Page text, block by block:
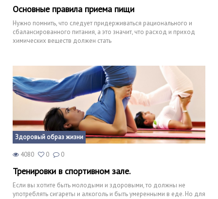
Основные правила приема пищи
Нужно помнить, что следует придерживаться рационального и
сбалансированного питания, а это значит, что расход и приход
химических веществ должен стать
Здоровый образ жизни
4080 0 0
Тренировки в спортивном зале.
Если вы хотите быть молодыми и здоровыми, то должны не
употреблять сигареты и алкоголь и быть умеренными в еде. Но для